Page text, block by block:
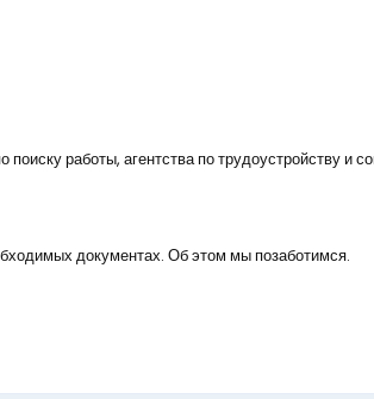
работы, агентства по трудоустройству и
документах. Об этом мы позаботимся.